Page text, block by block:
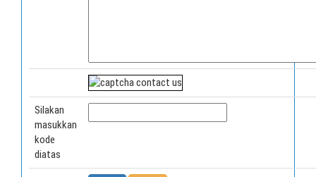
Silakan
masukkan
kode
diatas